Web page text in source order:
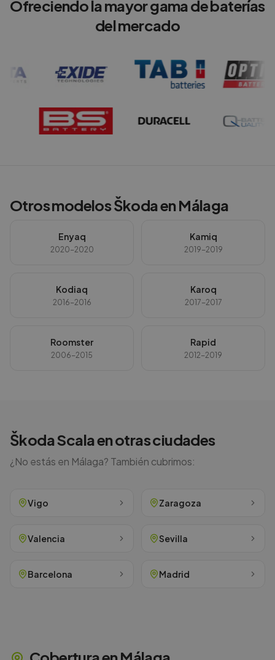
Ofreciendo la mayor gama de baterías
del mercado
Otros modelosŠkodaenMálaga
Enyaq
2020-2020
Kamiq
2019-2019
Kodiaq
2016-2016
Karoq
2017-2017
Roomster
2006-2015
Rapid
2012-2019
ŠkodaScalaen otras ciudades
¿No estás en Málaga? También cubrimos:
Vigo Zaragoza
Valencia Sevilla
Barcelona Madrid